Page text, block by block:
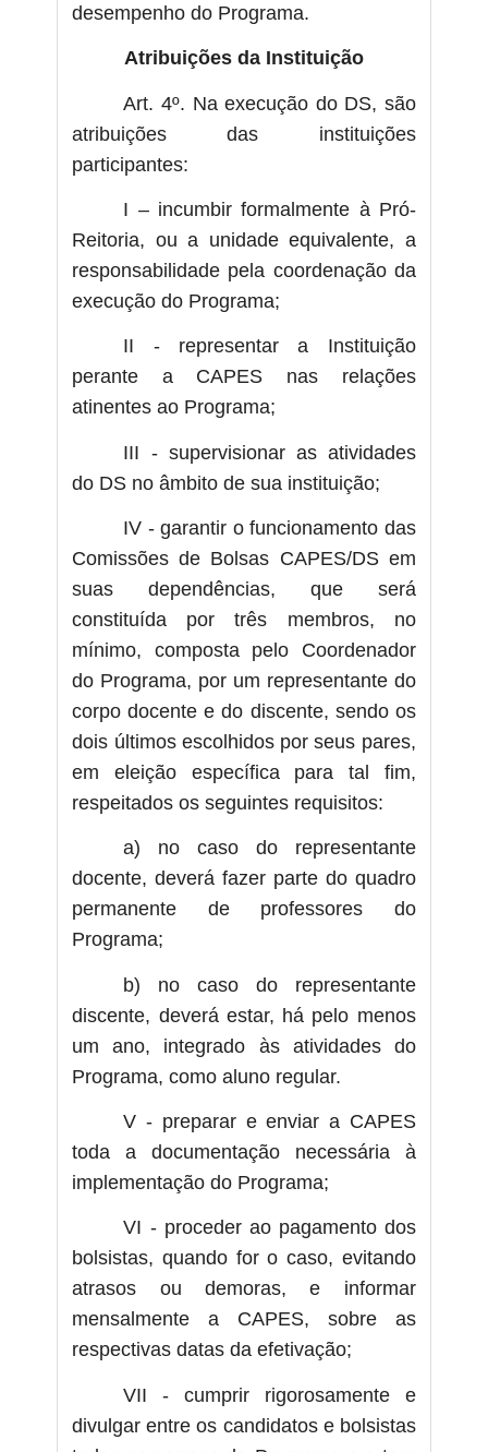
desempenho do Programa.
Atribuições da Instituição
Art. 4º. Na execução do DS, são
atribuições das instituições
participantes:
I – incumbir formalmente à Pró-
Reitoria, ou a unidade equivalente, a
responsabilidade pela coordenação da
execução do Programa;
II - representar a Instituição
perante a CAPES nas relações
atinentes ao Programa;
III - supervisionar as atividades
do DS no âmbito de sua instituição;
IV - garantir o funcionamento das
Comissões de Bolsas CAPES/DS em
suas dependências, que será
constituída por três membros, no
mínimo, composta pelo Coordenador
do Programa, por um representante do
corpo docente e do discente, sendo os
dois últimos escolhidos por seus pares,
em eleição específica para tal fim,
respeitados os seguintes requisitos:
a) no caso do representante
docente, deverá fazer parte do quadro
permanente de professores do
Programa;
b) no caso do representante
discente, deverá estar, há pelo menos
um ano, integrado às atividades do
Programa, como aluno regular.
V - preparar e enviar a CAPES
toda a documentação necessária à
implementação do Programa;
VI - proceder ao pagamento dos
bolsistas, quando for o caso, evitando
atrasos ou demoras, e informar
mensalmente a CAPES, sobre as
respectivas datas da efetivação;
VII - cumprir rigorosamente e
divulgar entre os candidatos e bolsistas